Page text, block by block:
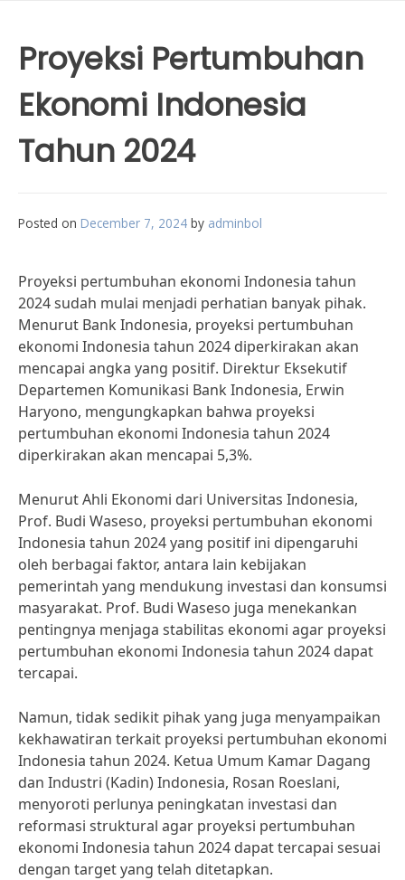
Proyeksi Pertumbuhan
Ekonomi Indonesia
Tahun 2024
Posted on December 7, 2024 by adminbol
Proyeksi pertumbuhan ekonomi Indonesia tahun
2024 sudah mulai menjadi perhatian banyak pihak.
Menurut Bank Indonesia, proyeksi pertumbuhan
ekonomi Indonesia tahun 2024 diperkirakan akan
mencapai angka yang positif. Direktur Eksekutif
Departemen Komunikasi Bank Indonesia, Erwin
Haryono, mengungkapkan bahwa proyeksi
pertumbuhan ekonomi Indonesia tahun 2024
diperkirakan akan mencapai 5,3%.
Menurut Ahli Ekonomi dari Universitas Indonesia,
Prof. Budi Waseso, proyeksi pertumbuhan ekonomi
Indonesia tahun 2024 yang positif ini dipengaruhi
oleh berbagai faktor, antara lain kebijakan
pemerintah yang mendukung investasi dan konsumsi
masyarakat. Prof. Budi Waseso juga menekankan
pentingnya menjaga stabilitas ekonomi agar proyeksi
pertumbuhan ekonomi Indonesia tahun 2024 dapat
tercapai.
Namun, tidak sedikit pihak yang juga menyampaikan
kekhawatiran terkait proyeksi pertumbuhan ekonomi
Indonesia tahun 2024. Ketua Umum Kamar Dagang
dan Industri (Kadin) Indonesia, Rosan Roeslani,
menyoroti perlunya peningkatan investasi dan
reformasi struktural agar proyeksi pertumbuhan
ekonomi Indonesia tahun 2024 dapat tercapai sesuai
dengan target yang telah ditetapkan.